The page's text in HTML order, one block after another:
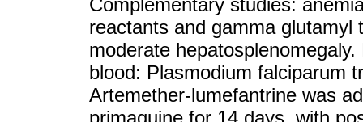
Complementary studies:
reactants and gamma glutamyl
moderate
blood: Plasmodium falciparum
Artemether-lumefantrine was
primaquine for 14 days, with